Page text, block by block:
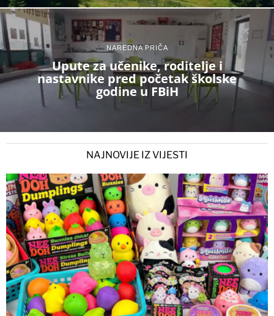
NAREDNA PRIČA
Upute za učenike, roditelje i
nastavnike pred početak školske
godine u FBiH
NAJNOVIJE IZ VIJESTI